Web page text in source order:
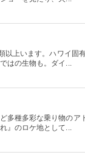
以上います。ハワイ固
はの生物も。ダイ...
多種多彩な乗り物の
』のロケ地として...